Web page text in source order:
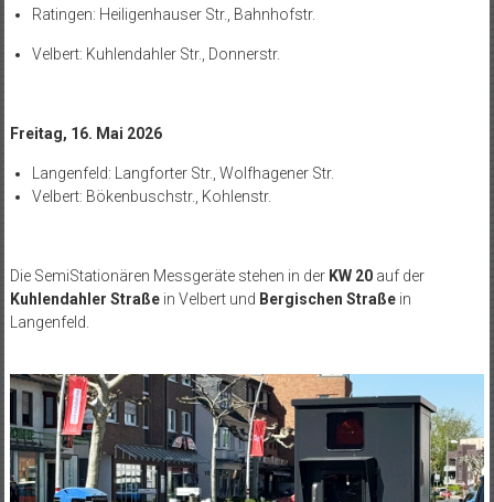
Ratingen: Heiligenhauser Str., Bahnhofstr.
Velbert: Kuhlendahler Str., Donnerstr.
Freitag, 16. Mai 2026
Langenfeld: Langforter Str., Wolfhagener Str.
Velbert: Bökenbuschstr., Kohlenstr.
Die SemiStationären Messgeräte stehen in der KW 20 auf der
Kuhlendahler Straße in Velbert und Bergischen Straße in
Langenfeld.